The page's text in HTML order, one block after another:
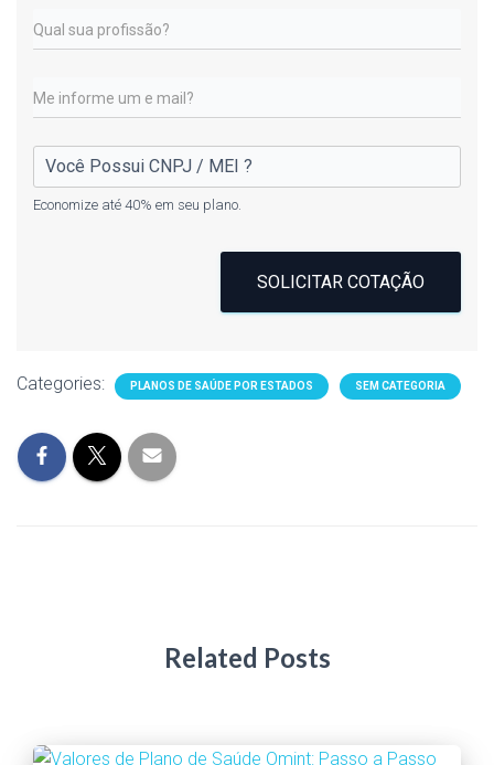
Economize até 40% em seu plano.
SOLICITAR COTAÇÃO
Categories: PLANOS DE SAÚDE POR ESTADOS SEM CATEGORIA
Related Posts